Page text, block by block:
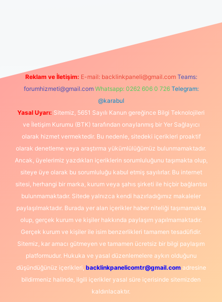
Reklam ve İletişim: E-mail: backlinkpaneli@gmail.com Teams:
forumhizmeti@gmail.com Whatsapp: 0262 606 0 726 Telegram:
@karabul
Yasal Uyarı: Sitemiz, 5651 Sayılı Kanun gereğince Bilgi Teknolojileri
ve İletişim Kurumu (BTK) tarafından onaylanmış bir Yer Sağlayıcı
olarak hizmet vermektedir. Bu nedenle, sitedeki içerikleri proaktif
olarak denetleme veya araştırma yükümlülüğümüz bulunmamaktadır.
Ancak, üyelerimiz yazdıkları içeriklerin sorumluluğunu taşımakta olup,
siteye üye olarak bu sorumluluğu kabul etmiş sayılırlar. Bu internet
sitesi, herhangi bir marka, kurum veya şahıs şirketi ile hiçbir bağlantısı
bulunmamaktadır. Sitede yalnızca kendi hazırladığımız makaleler
paylaşılmaktadır. Burada yer alan içerikler haber niteliği taşımamakta
olup, gerçek kurum ve kişiler hakkında paylaşım yapılmamaktadır.
Gerçek kurum ve kişiler ile isim benzerlikleri tamamen tesadüfidir.
Sitemiz, kar amacı gütmeyen ve tamamen ücretsiz bir bilgi paylaşım
platformudur. Hukuka ve yasal düzenlemelere aykırı olduğunu
düşündüğünüz içerikleri, backlinkpanelicomtr@gmail.comadresine
bildirmeniz halinde, ilgili içerikler yasal süre içerisinde sitemizden
kaldırılacaktır.